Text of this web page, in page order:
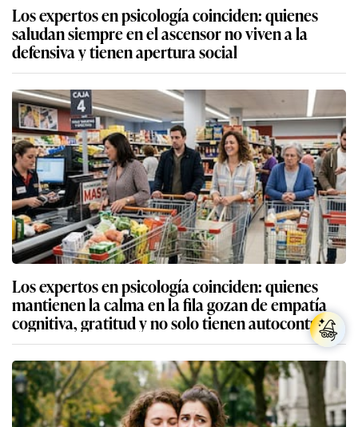
Los expertos en psicología coinciden: quienes
saludan siempre en el ascensor no viven a la
defensiva y tienen apertura social
Los expertos en psicología coinciden: quienes
mantienen la calma en la fila gozan de empatía
cognitiva, gratitud y no solo tienen autocontrol